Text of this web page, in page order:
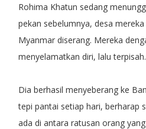
Rohima Khatun sedang
pekan sebelumnya, desa
Myanmar diserang. Mereka
menyelamatkan diri, lalu terpisah.
Dia berhasil menyeberang ke
tepi pantai setiap hari, berharap
ada di antara ratusan orang